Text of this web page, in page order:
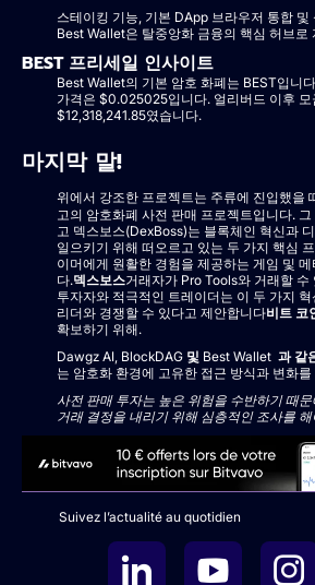
스테이킹 기능, 기본 DApp 브라우저 통합
Best Wallet은 탈중앙화 금융의 핵심 허브로
BEST 프리세일 인사이트
Best Wallet의 기본 암호 화폐는 BEST입니
가격은 $0.025025입니다. 얼리버드 이후 모
$12,318,241.85였습니다.
마지막 말!
위에서 강조한 프로젝트는 주류에 진입했을
고의 암호화폐 사전 판매 프로젝트입니다. 그
고 덱스보스(DexBoss)는 블록체인 혁신과
일으키기 위해 떠오르고 있는 두 가지 핵심
이머에게 원활한 경험을 제공하는 게임 및
다.덱스보스거래자가 Pro Tools와 거래할
투자자와 적극적인 트레이더는 이 두 가지
리더와 경쟁할 수 있다고 제안합니다비트 코
확보하기 위해.
Dawgz AI, BlockDAG 및 Best Wallet 과 같
는 암호화 환경에 고유한 접근 방식과 변화
사전 판매 투자는 높은 위험을 수반하기 때
거래 결정을 내리기 위해 심층적인 조사를
Suivez l’actualité au quotidien